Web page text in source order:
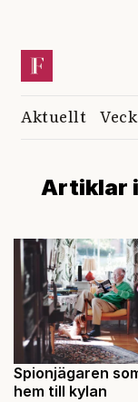
Aktuellt
Artiklar i
Spionjägaren
hem till kylan